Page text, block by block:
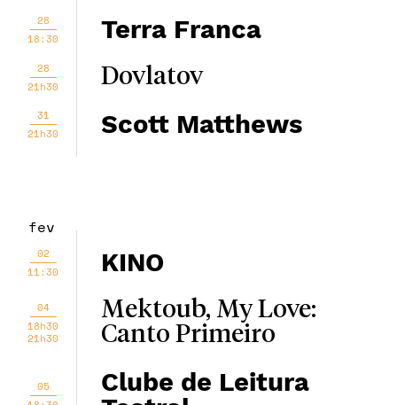
28
18:30
Terra Franca
28
21h30
Dovlatov
31
21h30
Scott Matthews
fev
02
11:30
KINO
04
18h30
21h30
Mektoub, My Love:
Canto Primeiro
05
Clube de Leitura